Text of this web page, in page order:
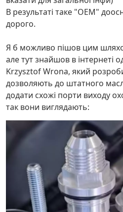
В результаті таке "ОЕМ"
дорого.
Я б можливо пішов цим
але тут знайшов в інтернеті
Krzysztof Wrona, який
дозволяють до штатного
додати схожі порти виходу
так вони виглядають: